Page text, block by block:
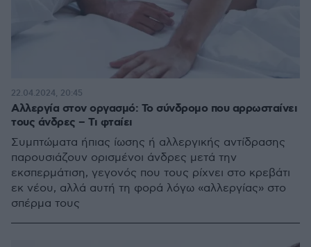
Αλλεργία στον οργασμό: To σύνδρομο που αρρωσταίνει
τους άνδρες – Τι φταίει
Συμπτώματα ήπιας ίωσης ή αλλεργικής αντίδρασης
παρουσιάζουν ορισμένοι άνδρες μετά την
εκσπερμάτιση, γεγονός που τους ρίχνει στο κρεβάτι
εκ νέου, αλλά αυτή τη φορά λόγω «αλλεργίας» στο
σπέρμα τους
22.04.2024, 20:45